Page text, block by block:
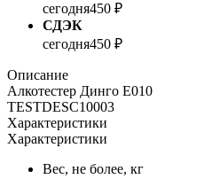
сегодня450 ₽
СДЭК
сегодня450 ₽
Описание
Алкотестер Динго Е010
TESTDESC10003
Характеристики
Характеристики
Вес, не более, кг